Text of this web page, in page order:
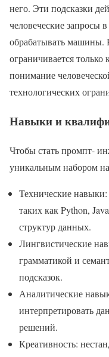
него. Эти подсказки
человеческие запросы
обрабатывать машины.
ограничивается
понимание
технологических
Навыки и
Чтобы стать промпт-
уникальным набором
Технические
таких как Python,
структур данных.
Лингвистические
грамматикой и
подсказок.
Аналитические
интерпретировать
решений.
Креативность: